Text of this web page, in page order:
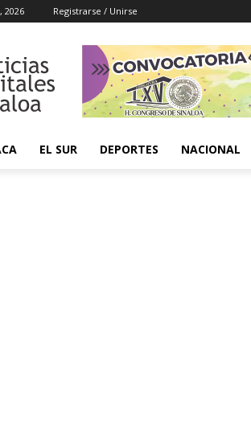
2026 Registrarse / Unirse
EL SUR DEPORTES NACIONAL